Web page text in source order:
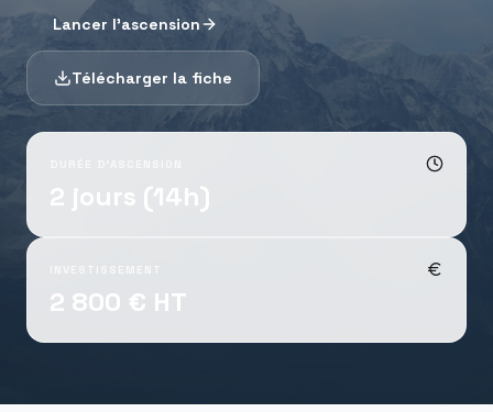
Lancer l'ascension
Télécharger la fiche
2 jours (14h)
2 800 € HT